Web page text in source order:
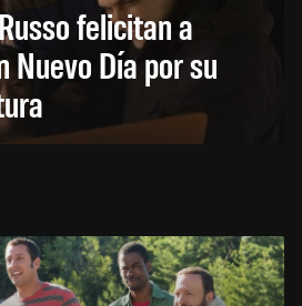
felicitan a
Nuevo Día por su